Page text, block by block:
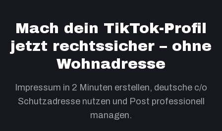
Mach dein TikTok-Profil
jetzt rechtssicher – ohne
Wohnadresse
Impressum in 2 Minuten erstellen, deutsche c/o
Schutzadresse nutzen und Post professionell
managen.